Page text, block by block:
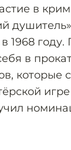
в
1968 году.
в
которые